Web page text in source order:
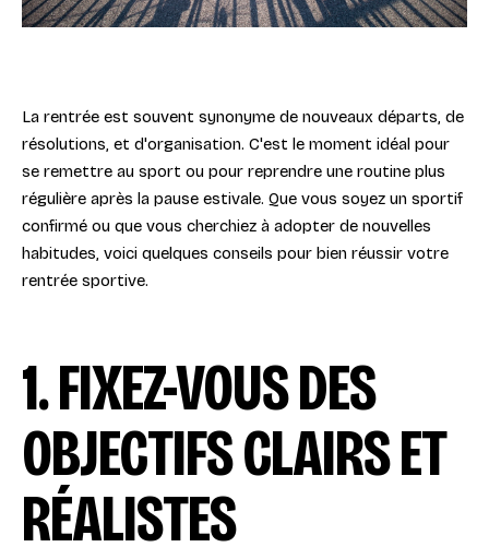
La rentrée est souvent synonyme de nouveaux départs, de
résolutions, et d'organisation. C'est le moment idéal pour
se remettre au sport ou pour reprendre une routine plus
régulière après la pause estivale. Que vous soyez un sportif
confirmé ou que vous cherchiez à adopter de nouvelles
habitudes, voici quelques conseils pour bien réussir votre
rentrée sportive.
1. FIXEZ-VOUS DES
OBJECTIFS CLAIRS ET
RÉALISTES